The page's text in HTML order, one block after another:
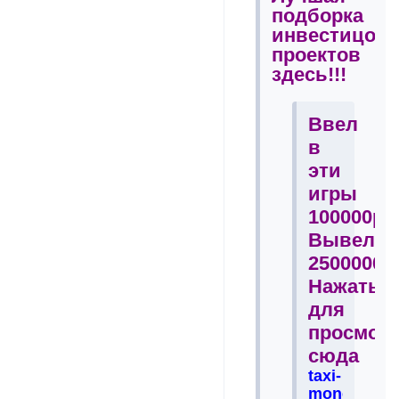
подборка
проектов
здесь!!!
Ввел
в
эти
игры
100000р
Вывел
2500000р
Нажать
для
сюда
taxi-
money.net